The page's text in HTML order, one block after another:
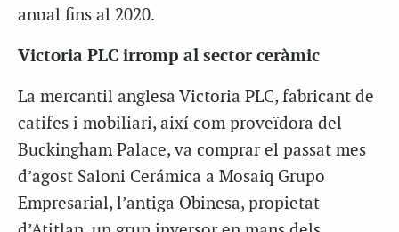
anual fins al 2020.
Victoria PLC irromp al sector ceràmic
La mercantil anglesa Victoria PLC, fabricant de
catifes i mobiliari, així com proveïdora del
Buckingham Palace, va comprar el passat mes
d’agost Saloni Cerámica a Mosaiq Grupo
Empresarial, l’antiga Obinesa, propietat